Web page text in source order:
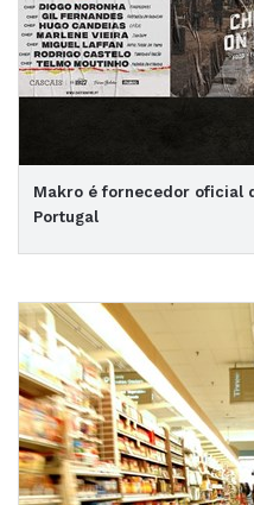
Makro é fornecedor oficial
Portugal